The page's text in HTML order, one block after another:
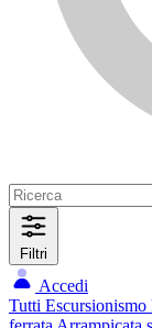
Filtri
Accedi
Tutti Escursionismo